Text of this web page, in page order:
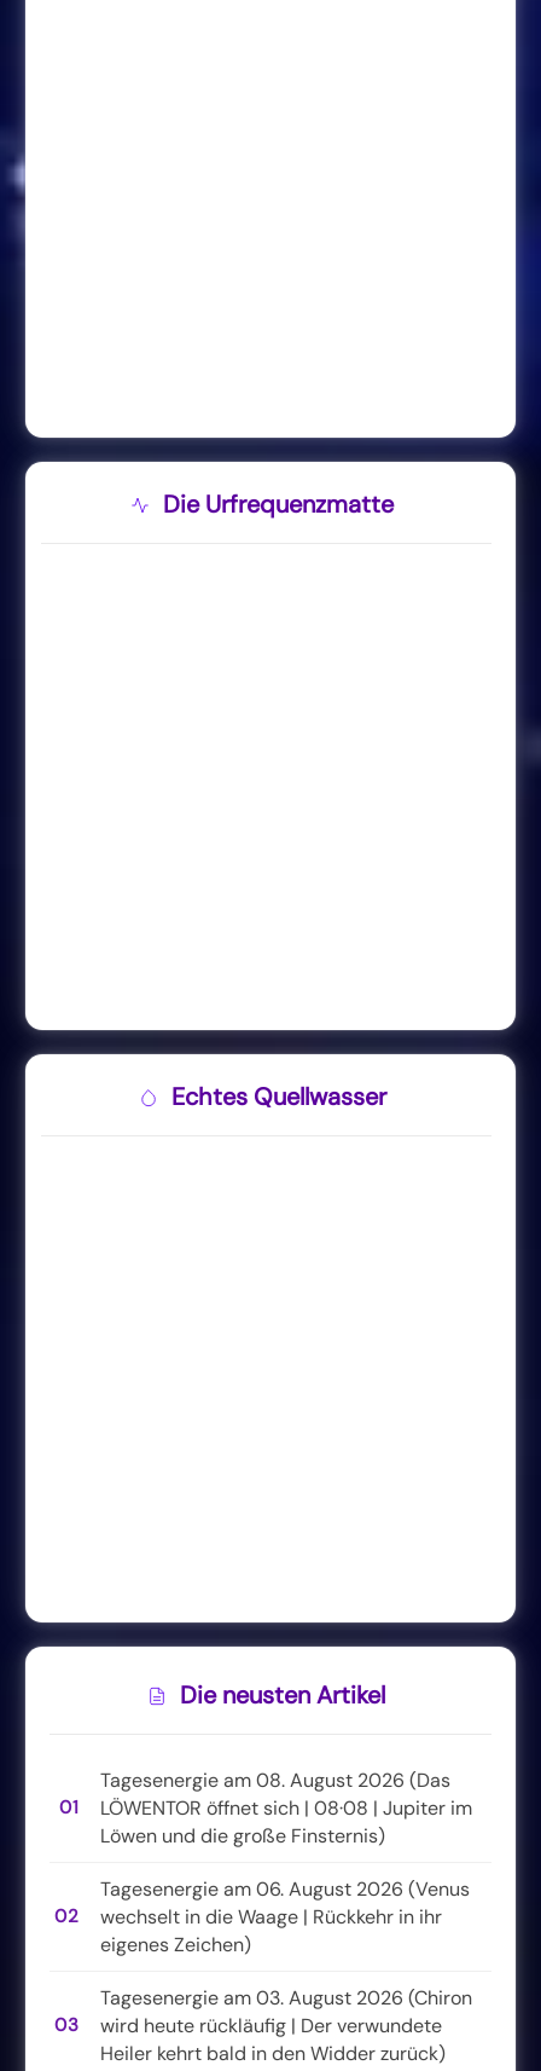
Die Urfrequenzmatte
Echtes Quellwasser
Die neusten Artikel
01
Tagesenergie am 08. August 2026 (Das
LÖWENTOR öffnet sich | 08·08 | Jupiter im
Löwen und die große Finsternis)
02
Tagesenergie am 06. August 2026 (Venus
wechselt in die Waage | Rückkehr in ihr
eigenes Zeichen)
03
Tagesenergie am 03. August 2026 (Chiron
wird heute rückläufig | Der verwundete
Heiler kehrt bald in den Widder zurück)